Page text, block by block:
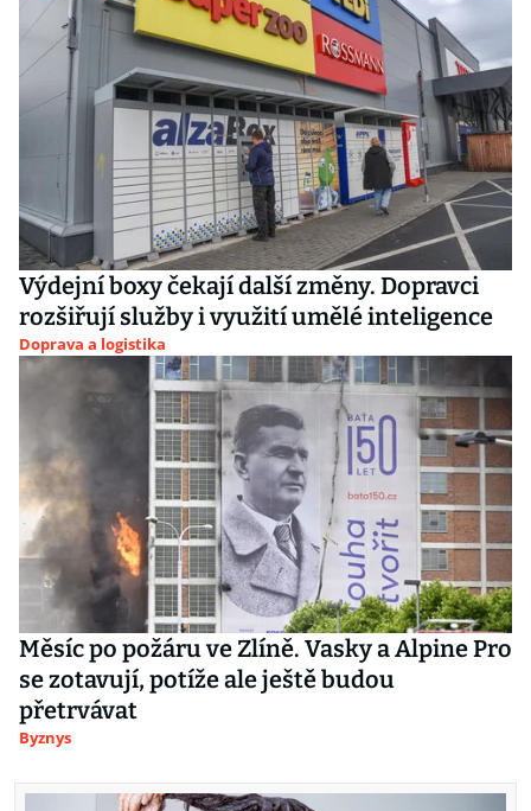
Výdejní boxy čekají další změny. Dopravci
rozšiřují služby i využití umělé inteligence
Doprava a logistika
Měsíc po požáru ve Zlíně. Vasky a Alpine Pro
se zotavují, potíže ale ještě budou
přetrvávat
Byznys